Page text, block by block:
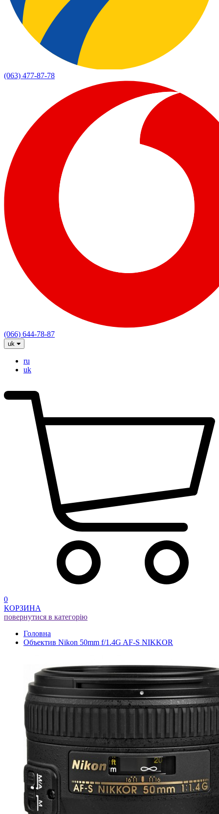
(063) 477-87-78
(066) 644-78-87
uk
ru
uk
0
КОРЗИНА
повернутися в категорію
Головна
Объектив Nikon 50mm f/1.4G AF-S NIKKOR